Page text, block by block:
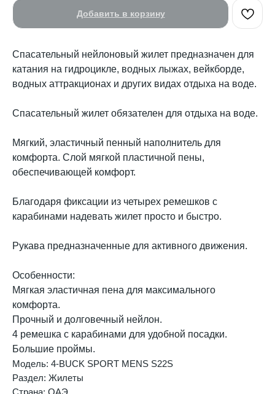
Добавить в корзину
Спасательный нейлоновый жилет предназначен для
катания на гидроцикле, водных лыжах, вейкборде,
водных аттракционах и других видах отдыха на воде.
Спасательный жилет обязателен для отдыха на воде.
Мягкий, эластичный пенный наполнитель для
комфорта. Слой мягкой пластичной пены,
обеспечивающей комфорт.
Благодаря фиксации из четырех ремешков с
карабинами надевать жилет просто и быстро.
Рукава предназначенные для активного движения.
Особенности:
Мягкая эластичная пена для максимального
комфорта.
Прочный и долговечный нейлон.
4 ремешка с карабинами для удобной посадки.
Большие проймы.
Модель: 4-BUCK SPORT MENS S22S
Раздел: Жилеты